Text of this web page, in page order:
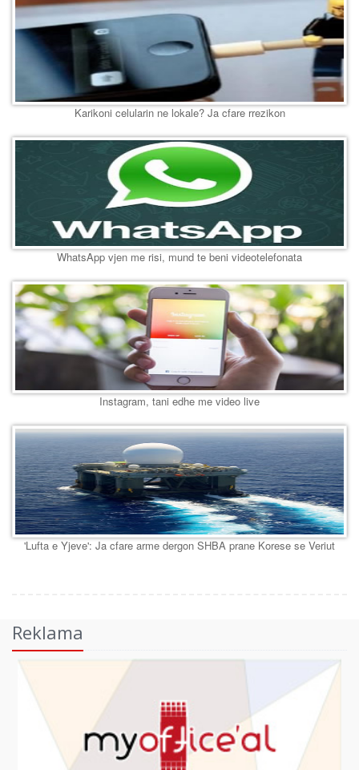
Karikoni celularin ne lokale? Ja cfare rrezikon
WhatsApp vjen me risi, mund te beni videotelefonata
Instagram, tani edhe me video live
'Lufta e Yjeve': Ja cfare arme dergon SHBA prane Korese se Veriut
Reklama